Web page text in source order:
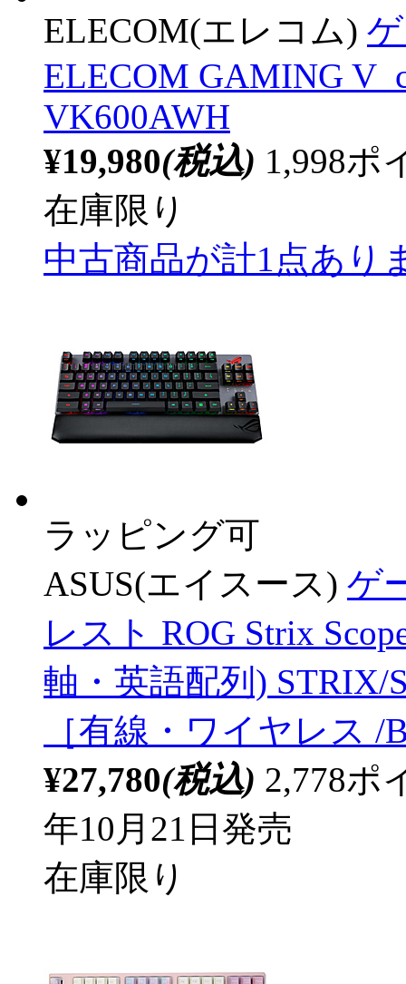
ELECOM(エレコム)
ELECOM GAMING
VK600AWH
¥19,980(税込) 1,998ポ
在庫限り
中古商品が計1点あり
ラッピング可
ASUS(エイスース) ゲ
レスト ROG Strix
軸・英語配列) STRIX/
［有線・ワイヤレス /
¥27,780(税込) 2,778ポ
年10月21日発売
在庫限り